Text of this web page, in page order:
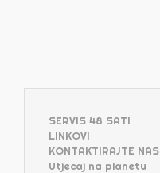
SERVIS 48 SATI
LINKOVI
KONTAKTIRAJTE NAS
Utjecaj na planetu